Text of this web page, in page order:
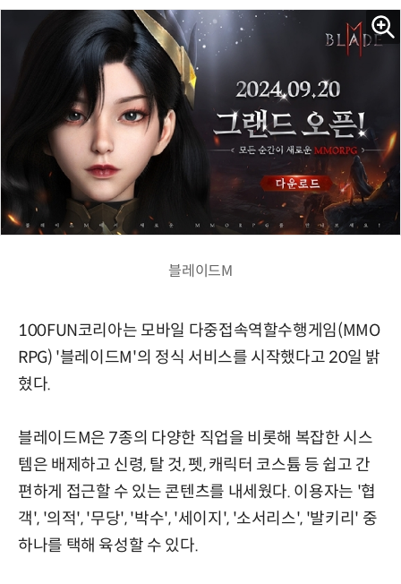
블레이드M
100FUN코리아는 모바일 다중접속역할수행게임(MMO
RPG) '블레이드M'의 정식 서비스를 시작했다고 20일 밝
혔다.
블레이드M은 7종의 다양한 직업을 비롯해 복잡한 시스
템은 배제하고 신령, 탈 것, 펫, 캐릭터 코스튬 등 쉽고 간
편하게 접근할 수 있는 콘텐츠를 내세웠다. 이용자는 '협
객', '의적', '무당', '박수', '세이지', '소서리스', '발키리' 중
하나를 택해 육성할 수 있다.